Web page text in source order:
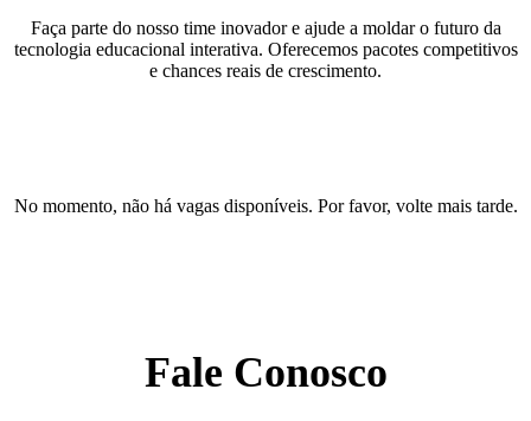
Faça parte do nosso time inovador e ajude a moldar o futuro da
tecnologia educacional interativa. Oferecemos pacotes competitivos
e chances reais de crescimento.
No momento, não há vagas disponíveis. Por favor, volte mais tarde.
Fale Conosco